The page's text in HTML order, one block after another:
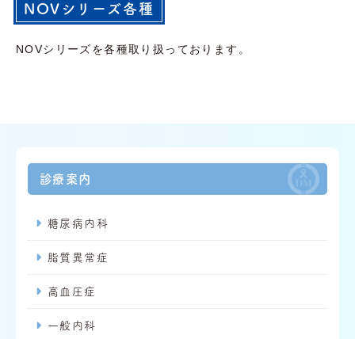
NOVシリーズ各種
NOVシリーズを各種取り扱っております。
診療案内
糖尿病内科
脂質異常症
高血圧症
一般内科